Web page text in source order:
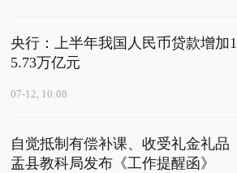
央行：上半年我国人民币贷款增加1
5.73万亿元
07-12, 10:08
自觉抵制有偿补课、收受礼金礼品
盂县教科局发布《工作提醒函》